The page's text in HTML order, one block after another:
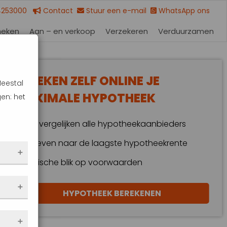
Contact Stuur een e-mail WhatsApp ons
Aan – en verkoop Verzekeren Verduurzamen
BEREKEN ZELF ONLINE JE
MAXIMALE HYPOTHEEK
Wij vergelijken alle hypotheekaanbieders
Streven naar de laagste hypotheekrente
Kritische blik op voorwaarden
HYPOTHEEK BEREKENEN
het